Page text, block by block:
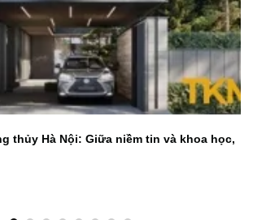
thủy Hà Nội: Giữa niềm tin và khoa học,